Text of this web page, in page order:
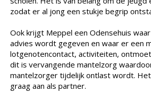
zodat er al jong een stukje begrip
Ook krijgt Meppel een Odensehuis
advies wordt gegeven en waar er een
lotgenotencontact, activiteiten,
dit is vervangende mantelzorg
mantelzorger tijdelijk ontlast wordt.
graag aan als partner.